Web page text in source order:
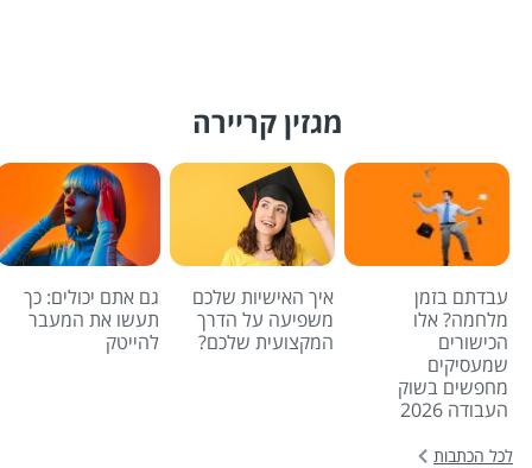
מגזין קריירה
עבדתם בזמן
מלחמה? אלו
הכישורים
שמעסיקים
מחפשים בשוק
העבודה 2026
איך האישיות שלכם
משפיעה על הדרך
המקצועית שלכם?
גם אתם יכולים: כך
תעשו את המעבר
להייטק
לכל הכתבות